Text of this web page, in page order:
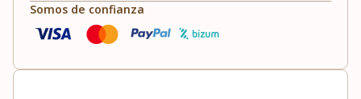
Somos de confianza